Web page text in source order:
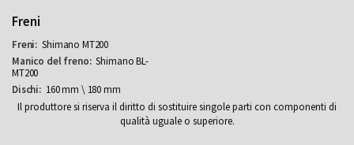
Freni
Shimano MT200
Shimano BL-
MT200
160 mm \ 180 mm
Il produttore si riserva il diritto di sostituire singole parti con componenti di
qualità uguale o superiore.